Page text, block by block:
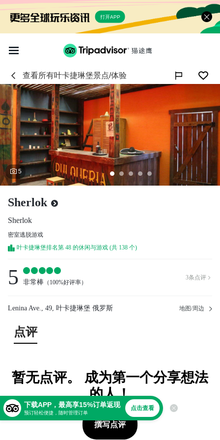
打开APP
查看所有叶卡捷琳堡景点/体验
 5
Sherlok
Sherlok
密室逃脱游戏
叶卡捷琳堡排名第 48 的休闲与游戏 (共 138 个)
5 非常棒 （ 100%好评率）
3条点评 
Lenina Ave., 49, 叶卡捷琳堡 俄罗斯 地图/周边
点评
暂无点评。 成为第一个分享想法
的人！
撰写点评
下载APP，最高享15%订单返现
预订轻松便捷，随时管理订单
点击查看